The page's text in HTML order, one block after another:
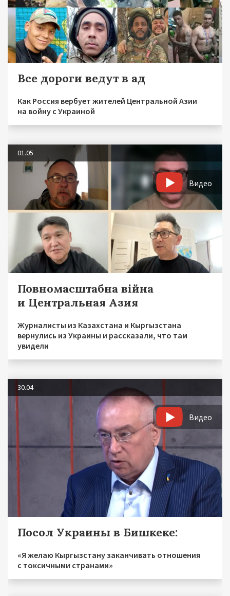
Все дороги ведут в ад
Как Россия вербует жителей Центральной Азии
на войну с Украиной
01.05
Видео
Повномасштабна війна
и Центральная Азия
Журналисты из Казахстана и Кыргызстана
вернулись из Украины и рассказали, что там
увидели
30.04
Видео
Посол Украины в Бишкеке:
«Я желаю Кыргызстану заканчивать отношения
с токсичными странами»